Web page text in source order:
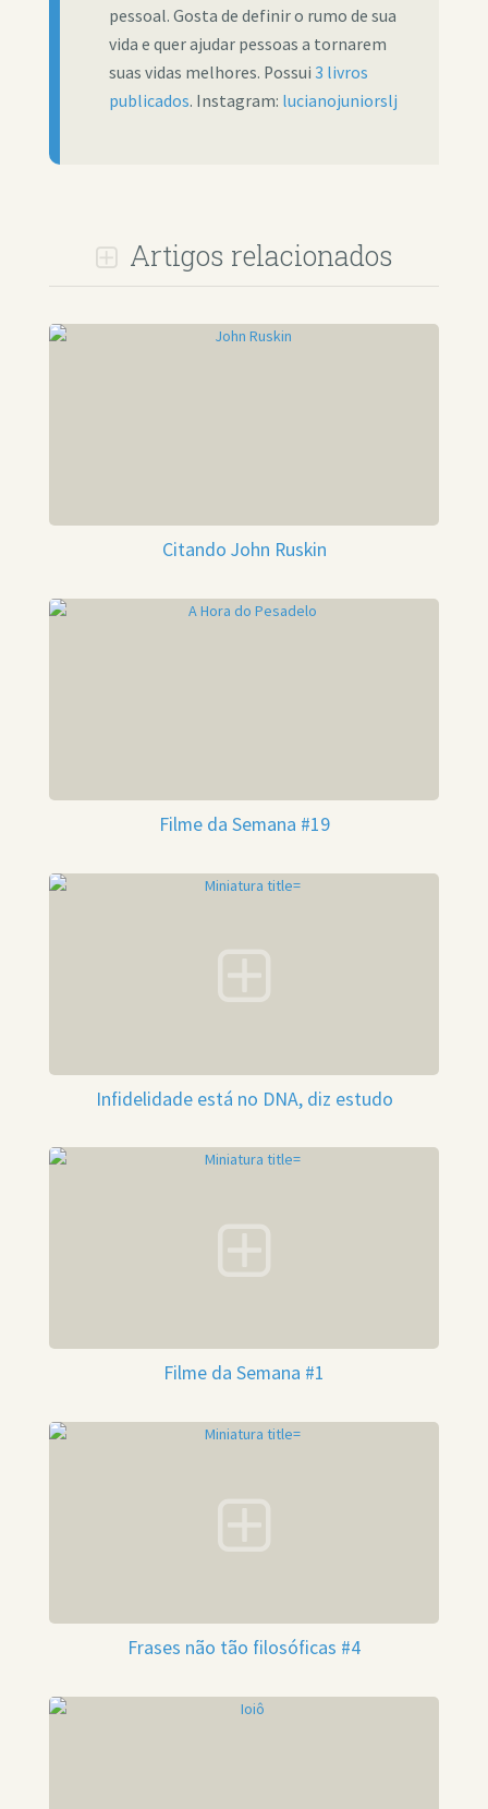
pessoal. Gosta de definir o rumo de sua
vida e quer ajudar pessoas a tornarem
suas vidas melhores. Possui 3 livros
publicados. Instagram: lucianojuniorslj
Artigos relacionados
Citando John Ruskin
Filme da Semana #19
Infidelidade está no DNA, diz estudo
Filme da Semana #1
Frases não tão filosóficas #4